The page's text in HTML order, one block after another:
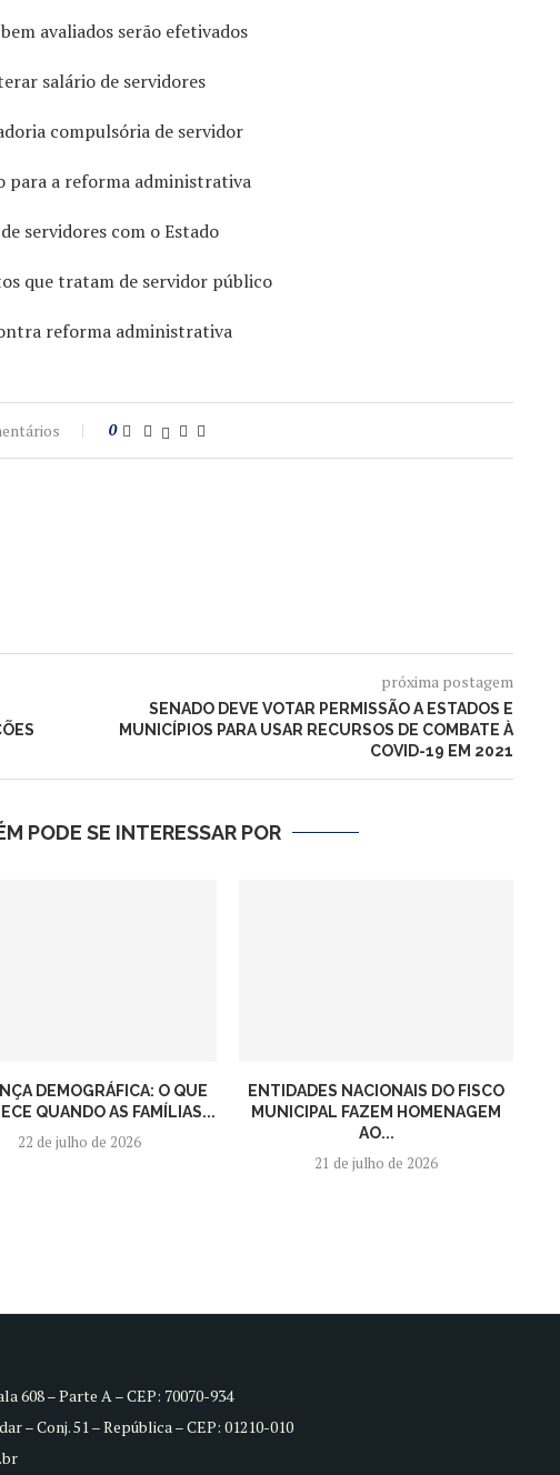
avaliados serão efetivados
salário de servidores
compulsória de servidor
para a reforma administrativa
servidores com o Estado
que tratam de servidor público
reforma administrativa
0
próxima postagem
SENADO DEVE VOTAR PERMISSÃO A ESTADOS E
MUNICÍPIOS PARA USAR RECURSOS DE COMBATE À
COVID-19 EM 2021
PODE SE INTERESSAR POR
DEMOGRÁFICA: O QUE
QUANDO AS FAMÍLIAS...
22 de julho de 2026
ENTIDADES NACIONAIS DO FISCO
MUNICIPAL FAZEM HOMENAGEM
AO...
21 de julho de 2026
608 – Parte A – CEP: 70070-934
– Conj. 51 – República – CEP: 01210-010